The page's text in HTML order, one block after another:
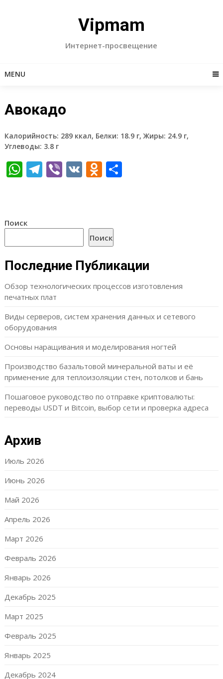
Vipmam
Интернет-просвещение
MENU
Авокадо
Калорийность: 289 ккал, Белки: 18.9 г, Жиры: 24.9 г,
Углеводы: 3.8 г
WhatsApp
Telegram
Viber
VKOdnoklassniki
Отправить
Поиск
Поиск
Последние Публикации
Обзор технологических процессов изготовления
печатных плат
Виды серверов, систем хранения данных и сетевого
оборудования
Основы наращивания и моделирования ногтей
Производство базальтовой минеральной ваты и её
применение для теплоизоляции стен, потолков и бань
Пошаговое руководство по отправке криптовалюты:
переводы USDT и Bitcoin, выбор сети и проверка адреса
Архив
Июль 2026
Июнь 2026
Май 2026
Апрель 2026
Март 2026
Февраль 2026
Январь 2026
Декабрь 2025
Март 2025
Февраль 2025
Январь 2025
Декабрь 2024